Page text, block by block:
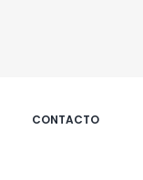
CONTACTO